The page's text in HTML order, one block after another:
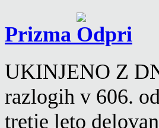
Prizma
UKINJENO Z
razlogih v 606.
tretje leto